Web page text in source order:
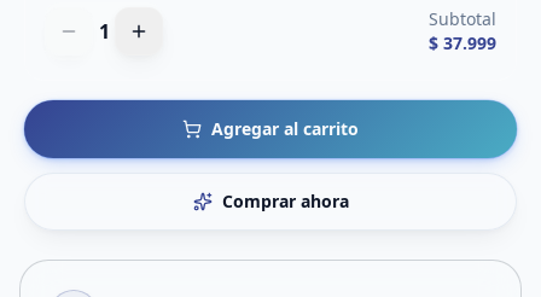
1
Subtotal
$ 37.999
Agregar al carrito
Comprar ahora